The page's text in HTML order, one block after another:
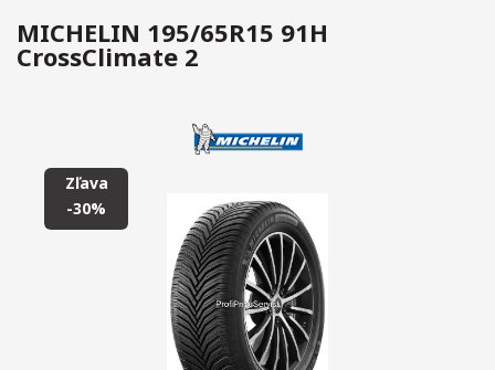
MICHELIN 195/65R15 91H
CrossClimate 2
Zľava
-30%